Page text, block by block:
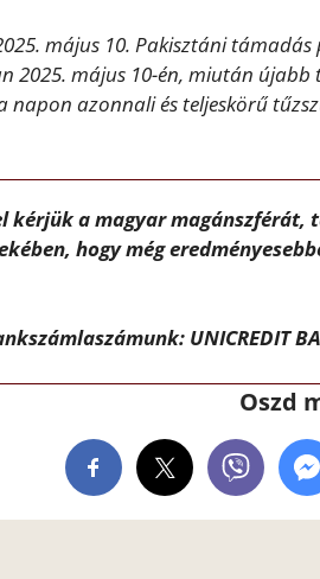
május 10. Pakisztáni
2025. május 10-én, miután
napon azonnali és teljeskörű
kérjük a magyar magánszférát,
hogy még
UNICREDIT
Oszd